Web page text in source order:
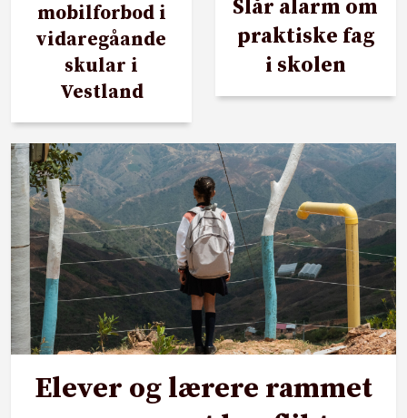
mobilforbod i
vidaregåande
skular i
Vestland
Slår alarm om
praktiske fag
i skolen
Elever og lærere rammet